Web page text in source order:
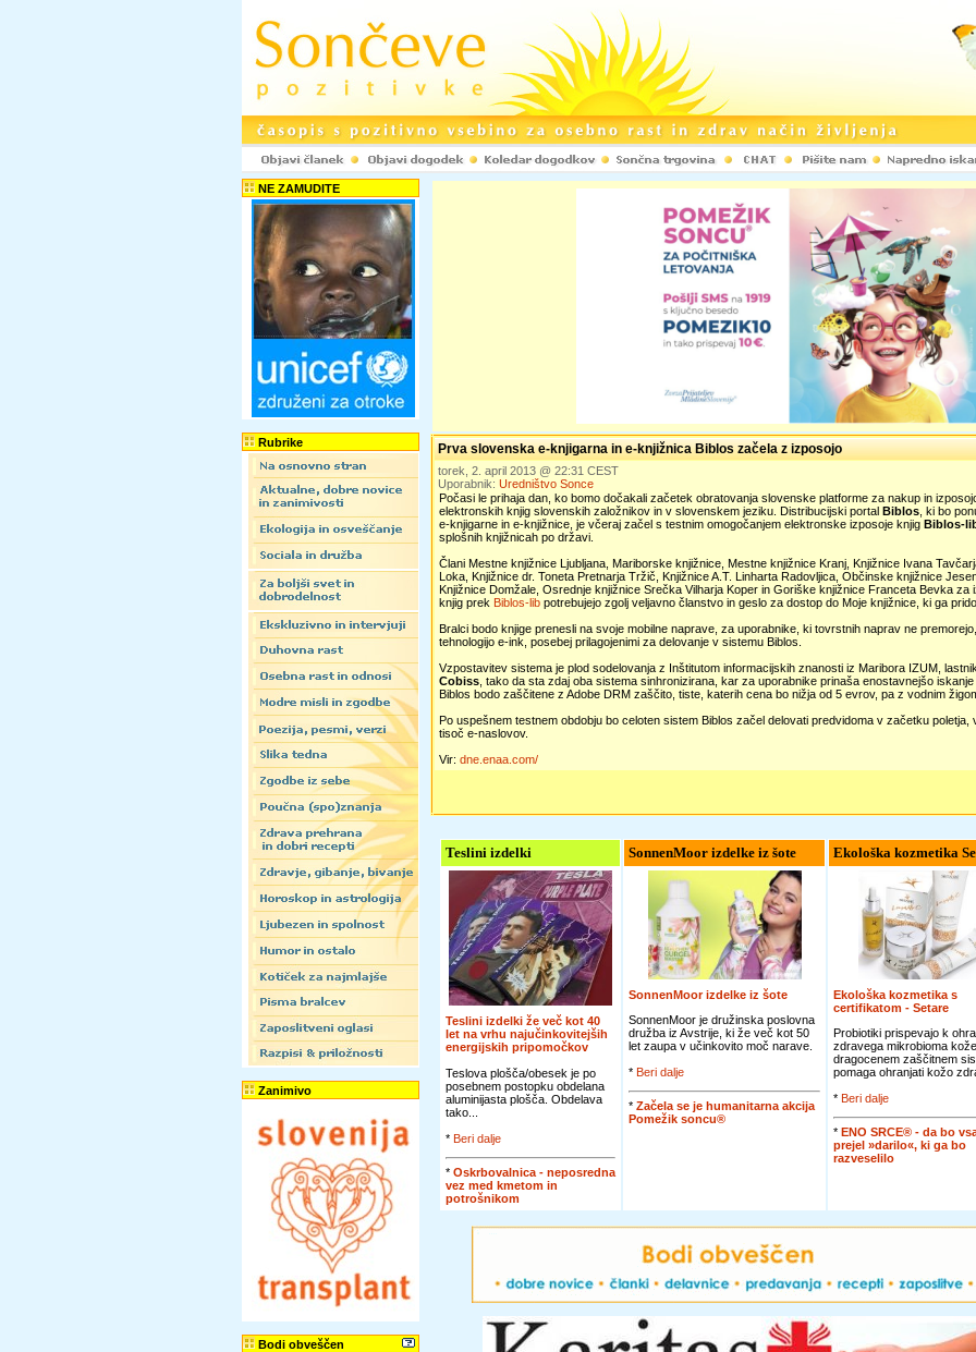
NE ZAMUDITE
Rubrike
Zanimivo
Bodi obveščen
Prva slovenska e-knjigarna in e-knjižnica Biblos začela z izposojo
torek, 2. april 2013 @ 22:31 CEST
Uporabnik: Uredništvo Sonce
Počasi le prihaja dan, ko bomo dočakali začetek obratovanja slovenske platforme za nakup in
elektronskih knjig slovenskih založnikov in v slovenskem jeziku. Distribucijski portal Biblos , ki bo
e-knjigarne in e-knjižnice, je včeraj začel s testnim omogočanjem elektronske izposoje knjig Biblos-
splošnih knjižnicah po državi.
Člani Mestne knjižnice Ljubljana, Mariborske knjižnice, Mestne knjižnice Kranj, Knjižnice Ivana
Loka, Knjižnice dr. Toneta Pretnarja Tržič, Knjižnice A.T. Linharta Radovljica, Občinske knjižnice
Knjižnice Domžale, Osrednje knjižnice Srečka Vilharja Koper in Goriške knjižnice Franceta Bevka za
knjig prek Biblos-lib potrebujejo zgolj veljavno članstvo in geslo za dostop do Moje knjižnice, ki ga
Bralci bodo knjige prenesli na svoje mobilne naprave, za uporabnike, ki tovrstnih naprav ne
tehnologijo e-ink, posebej prilagojenimi za delovanje v sistemu Biblos.
Vzpostavitev sistema je plod sodelovanja z Inštitutom informacijskih znanosti iz Maribora IZUM,
Cobiss , tako da sta zdaj oba sistema sinhronizirana, kar za uporabnike prinaša enostavnejšo
Biblos bodo zaščitene z Adobe DRM zaščito, tiste, katerih cena bo nižja od 5 evrov, pa z vodnim
Po uspešnem testnem obdobju bo celoten sistem Biblos začel delovati predvidoma v začetku poletja,
tisoč e-naslovov.
Vir: dne.enaa.com/
Teslini izdelki
Teslini izdelki že več kot 40
let na vrhu najučinkovitejših
energijskih pripomočkov
Teslova plošča/obesek je po
posebnem postopku obdelana
aluminijasta plošča. Obdelava
tako...
* Beri dalje
* Oskrbovalnica - neposredna
vez med kmetom in
potrošnikom
SonnenMoor izdelke iz šote
SonnenMoor izdelke iz šote
SonnenMoor je družinska poslovna
družba iz Avstrije, ki že več kot 50
let zaupa v učinkovito moč narave.
* Beri dalje
* Začela se je humanitarna akcija
Pomežik soncu®
Ekološka kozmetika
Ekološka kozmetika s
certifikatom - Setare
Probiotiki prispevajo k
zdravega mikrobioma kože,
dragocenem zaščitnem
pomaga ohranjati kožo
* Beri dalje
* ENO SRCE® - da bo
prejel »darilo«, ki ga bo
razveselilo